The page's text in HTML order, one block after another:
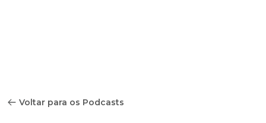
Voltar para os Podcasts